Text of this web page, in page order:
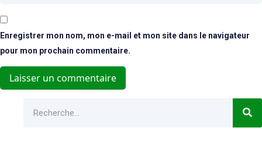
Enregistrer mon nom, mon e-mail et mon site dans le navigateur
pour mon prochain commentaire.